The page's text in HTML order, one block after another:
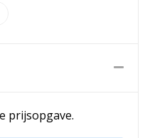
prijsopgave.